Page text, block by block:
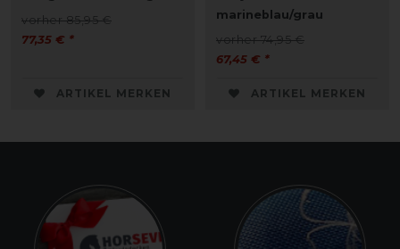
vorher 85,95 €
77,35 € *
ARTIKEL MERKEN
marineblau/grau
vorher 74,95 €
67,45 € *
ARTIKEL MERKEN